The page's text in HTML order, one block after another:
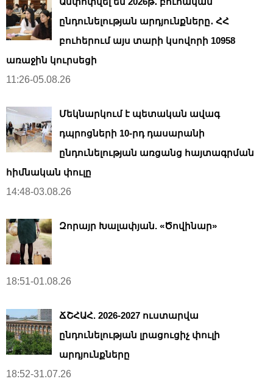
ընդունելության արդյունքները․ ՀՀ
բուհերում այս տարի կսովորի 10958
առաջին կուրսեցի
11:26-05.08.26
Մեկնարկում է պետական ավագ
դպրոցների 10-րդ դասարանի
ընդունելության առցանց հայտագրման
հիմնական փուլը
14:48-03.08.26
Զորայր Խալափյան. «Ծովինար»
18:51-01.08.26
ՃՇՀԱՀ. 2026-2027 ուստարվա
ընդունելության լրացուցիչ փուլի
արդյունքները
18:52-31.07.26